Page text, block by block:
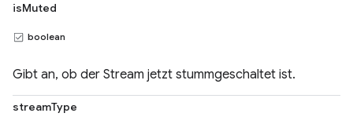
isMuted
boolean
Gibt an, ob der Stream jetzt stummgeschaltet ist.
streamType